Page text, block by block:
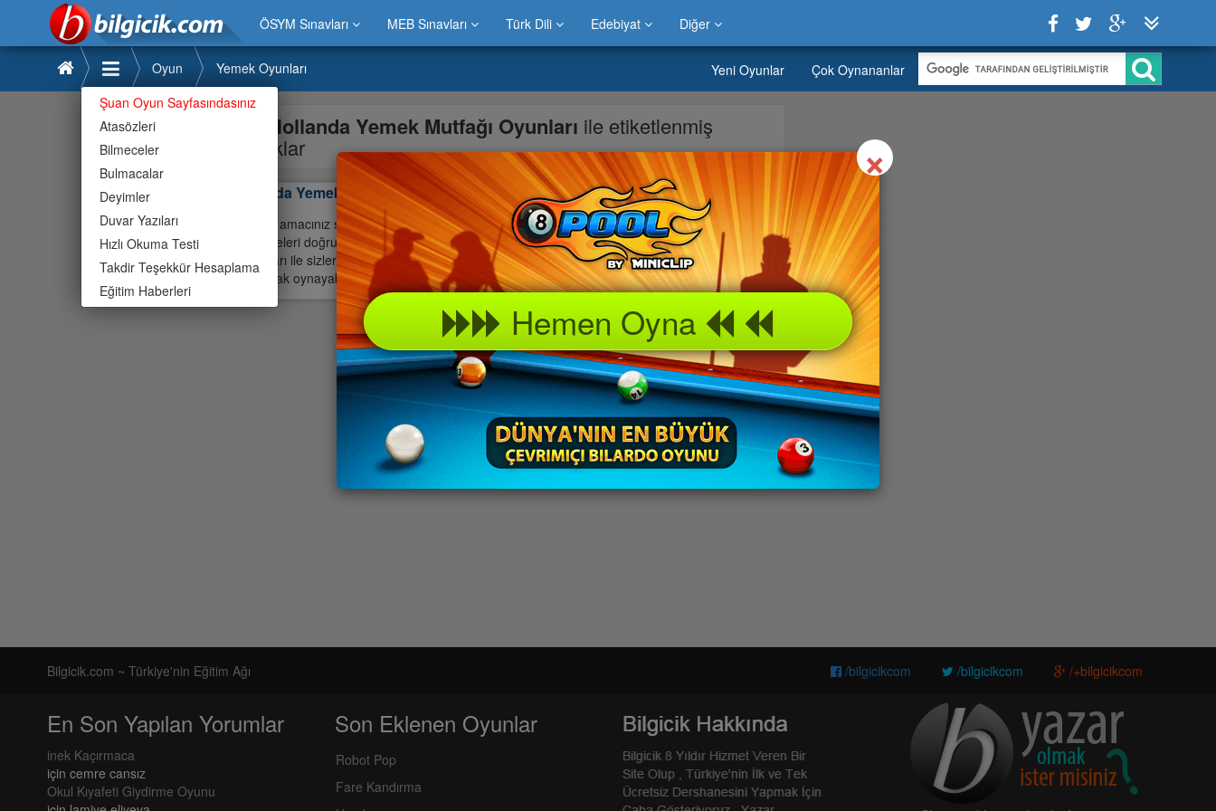
ÖSYM Sınavları MEB Sınavları Türk Dili Edebiyat Diğer
Şuan Oyun Sayfasındasınız
Atasözleri
Bilmeceler
Bulmacalar
Deyimler
Duvar Yazıları
Hızlı Okuma Testi
Takdir Teşekkür Hesaplama
Eğitim Haberleri
Oyun Yemek Oyunları Yeni Oyunlar Çok Oynananlar
Hollanda Yemek Mutfağı Oyunları ile etiketlenmiş
başlıklar
Hollanda Yemek Mutfağı
Oyunda amacınız size yemek yapmak için gösterilen malzemeleri doğru sırası ile ocağa koyarak
malzemeleri doğru şekilde hazırladıktan sonra güzel bir yemek hazırlamak bunun için ok
yardımları ile sizlere nasıl yapmanız gerektiği gösterilmektedir ayrıca oyunu sadece Mouse
kullanarak oynayabilirsiniz.İyi yemek pişirmeler
Bilgicik.com ~ Türkiye'nin Eğitim Ağı /bilgicikcom /bilgicikcom /+bilgicikcom
En Son Yapılan Yorumlar
inek Kaçırmaca
için cemre cansız
Okul Kıyafeti Giydirme Oyunu
Son Eklenen Oyunlar
Robot Pop
Fare Kandırma
×Close
Hemen Oyna